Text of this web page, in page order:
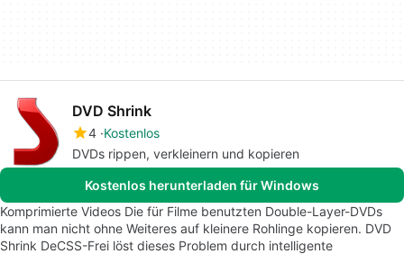
DVD Shrink
4 Kostenlos
DVDs rippen, verkleinern und kopieren
Kostenlos herunterladen für Windows
Komprimierte Videos Die für Filme benutzten Double-Layer-DVDs
kann man nicht ohne Weiteres auf kleinere Rohlinge kopieren. DVD
Shrink DeCSS-Frei löst dieses Problem durch intelligente